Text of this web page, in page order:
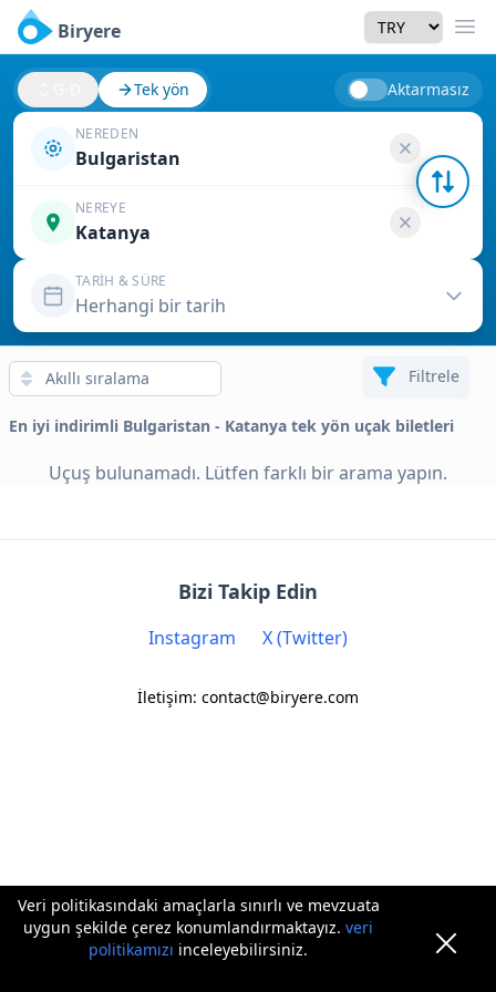
Veri politikasındaki amaçlarla sınırlı ve mevzuata
uygun şekilde çerez konumlandırmaktayız.veri
politikamızı inceleyebilirsiniz.
Biryere Currency
Tek yön Aktarmasız
NEREDEN
Bulgaristan
NEREYE
Katanya
TARIH & SÜRE
Herhangi bir tarih
Filtrele
En iyi indirimli Bulgaristan - Katanya tek yön uçak biletleri
Uçuş bulunamadı. Lütfen farklı bir arama yapın.
Bizi Takip Edin
Instagram X (Twitter)
İletişim: contact@biryere.com